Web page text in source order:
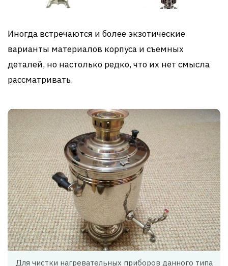
Иногда встречаются и более экзотические
варианты материалов корпуса и съемных
деталей, но настолько редко, что их нет смысла
рассматривать.
Для чистки нагревательных приборов данного типа